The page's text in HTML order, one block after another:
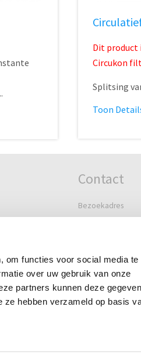
om functies voor social media te
over uw gebruik van onze
partners kunnen deze
ze hebben verzameld op basis
Dit product
Circukon
Splitsing
Toon
Contact
Bezoekadres
Postadres
Postbus 5629
3297 ZG